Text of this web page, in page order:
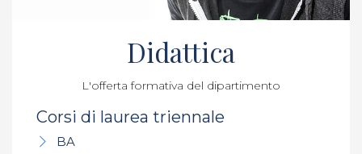
Didattica
L'offerta formativa del dipartimento
Corsi di laurea triennale
BA